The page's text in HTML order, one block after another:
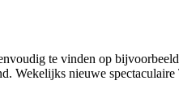
te vinden op
Wekelijks nieuwe